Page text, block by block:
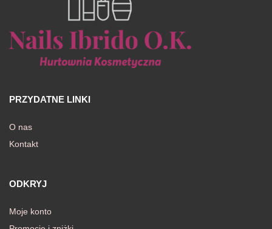
PRZYDATNE LINKI
O nas
Kontakt
ODKRYJ
Moje konto